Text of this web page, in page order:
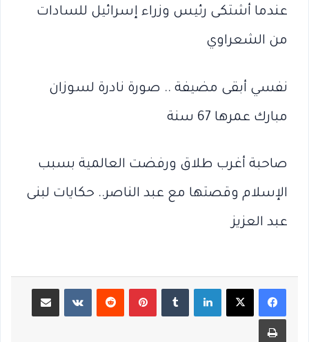
عندما أشتكى رئيس وزراء إسرائيل للسادات
من الشعراوي
نفسي أبقى مضيفة .. صورة نادرة لسوزان
مبارك عمرها 67 سنة
صاحبة أغرب طلاق ورفضت العالمية بسبب
الإسلام وقصتها مع عبد الناصر.. حكايات لبنى
عبد العزيز
لينكدإن بينتيريست مشاركة عبر البريد
طباعة